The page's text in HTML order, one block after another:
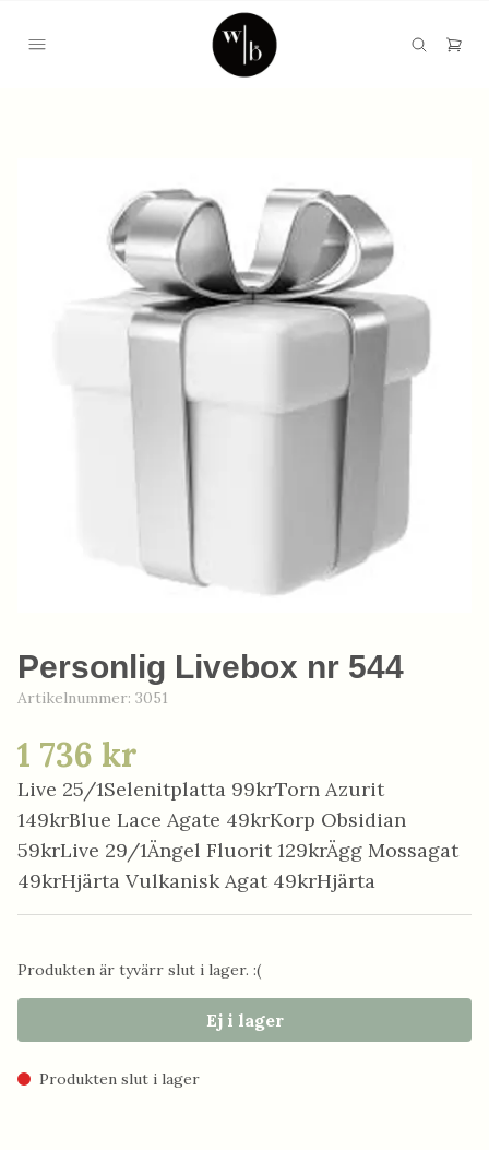
Personlig Livebox nr 544
Artikelnummer: 3051
1 736 kr
Live 25/1Selenitplatta 99krTorn Azurit
149krBlue Lace Agate 49krKorp Obsidian
59krLive 29/1Ängel Fluorit 129krÄgg Mossagat
49krHjärta Vulkanisk Agat 49krHjärta
Produkten är tyvärr slut i lager. :(
Ej i lager
Produkten slut i lager